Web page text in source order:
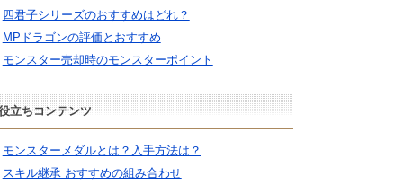
四君子シリーズのおすすめはどれ？
MPドラゴンの評価とおすすめ
モンスター売却時のモンスターポイント
立ちコンテンツ
モンスターメダルとは？入手方法は？
スキル継承 おすすめの組み合わせ